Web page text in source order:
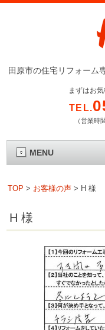
田原市の住宅リフォーム
まずはお
TEL.
（営業時
MENU
TOP > お客様の声 > H 様
H 様